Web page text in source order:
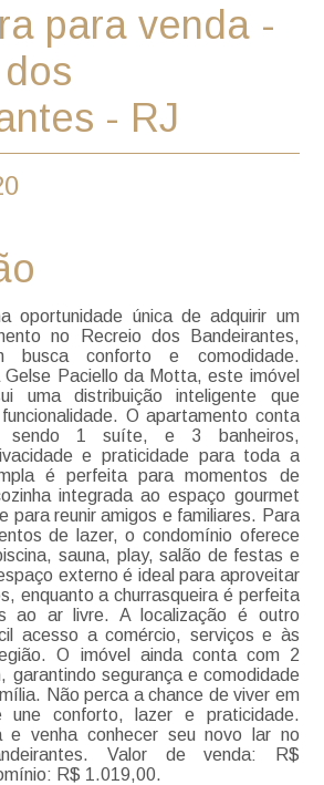
para venda -
- RJ
oportunidade única de adquirir um
no Recreio dos Bandeirantes,
busca conforto e comodidade.
Gelse Paciello da Motta, este imóvel
uma distribuição inteligente que
O apartamento conta
sendo 1 suíte, e 3 banheiros,
e praticidade para toda a
é perfeita para momentos de
integrada ao espaço gourmet
para reunir amigos e familiares. Para
de lazer, o condomínio oferece
sauna, play, salão de festas e
externo é ideal para aproveitar
enquanto a churrasqueira é perfeita
ao ar livre. A localização é outro
acesso a comércio, serviços e às
O imóvel ainda conta com 2
garantindo segurança e comodidade
Não perca a chance de viver em
une conforto, lazer e praticidade.
e venha conhecer seu novo lar no
Valor de venda: R$
R$ 1.019,00.